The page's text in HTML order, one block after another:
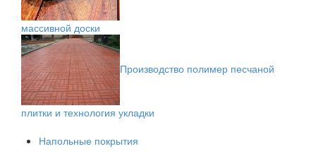
массивной доски
Производство полимер песчаной
плитки и технология укладки
Напольные покрытия